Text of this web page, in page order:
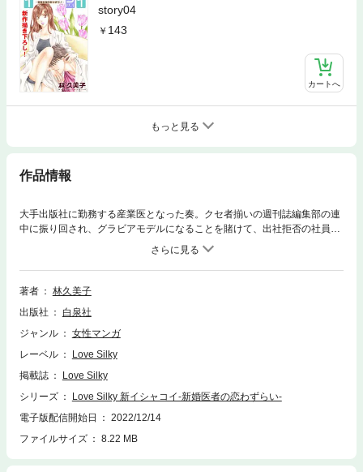
story04
143
カートへ
もっと見る
作品情報
大手出版社に勤務する産業医となった奏。クセ者揃いの週刊誌編集部の連
中に振り回され、グラビアモデルになることを賭けて、出社拒否の社員の
家を訪ねることに…。セクハラしてくるのは、夫の伊吹だけではなかっ
た!?(42P)(この作品はウェブ・マガジン：Love Silky Vol.20に収録されて
います。重複購入にご注意ください。)
著者
林久美子
出版社
白泉社
ジャンル
女性マンガ
レーベル
Love Silky
掲載誌
Love Silky
シリーズ
Love Silky 新イシャコイ-新婚医者の恋わずらい-
電子版配信開始日
2022/12/14
ファイルサイズ
8.22 MB